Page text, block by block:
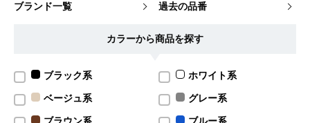
ブランド一覧 過去の品番
カラーから商品を探す
ブラック系 ホワイト系
ベージュ系 グレー系